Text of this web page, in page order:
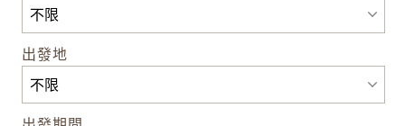
出發地